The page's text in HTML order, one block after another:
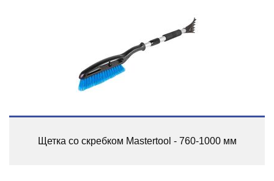
Щетка со скребком Mastertool - 760-1000 мм